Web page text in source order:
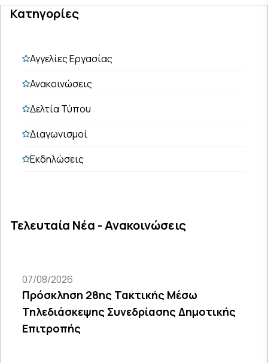
Κατηγορίες
Αγγελίες Εργασίας
Ανακοινώσεις
Δελτία Τύπου
Διαγωνισμοί
Εκδηλώσεις
Τελευταία Νέα - Ανακοινώσεις
07/08/2026
Πρόσκληση 28ης Τακτικής Μέσω
Τηλεδιάσκεψης Συνεδρίασης Δημοτικής
Επιτροπής